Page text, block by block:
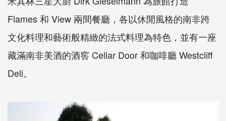
Flames 和 View 兩間餐廳，各以休閒風格的南非跨
文化料理和藝術般精緻的法式料理為特色，並有一座
藏滿南非美酒的酒窖 Cellar Door 和咖啡廳 Westcliff
Deli。